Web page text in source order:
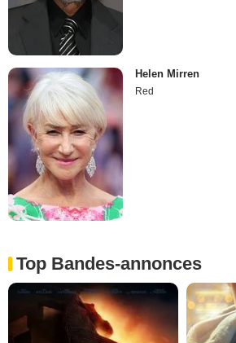
Helen Mirren
Red
Top Bandes-annonces